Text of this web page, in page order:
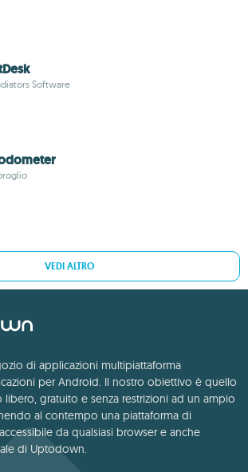
Software
VEDI ALTRO
di applicazioni multipiattaforma
per Android. Il nostro obiettivo è quello
libero, gratuito e senza restrizioni ad un ampio
al contempo una piattaforma di
da qualsiasi browser e anche
di Uptodown.